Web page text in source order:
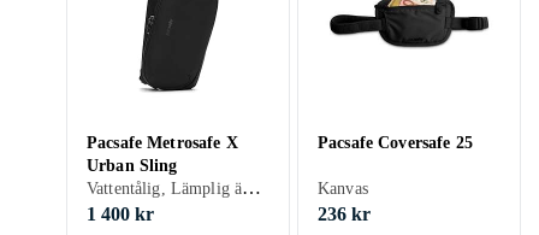
Pacsafe Metrosafe X
Urban Sling
Vattentålig, Lämplig även som axelväska, 5 liter
1 400 kr
Pacsafe Coversafe 25
Kanvas
236 kr